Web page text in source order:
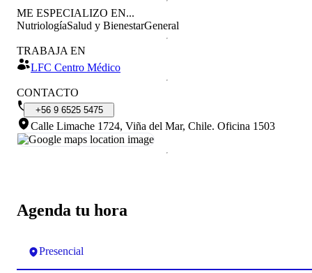
Agenda tu hora
Presencial
ME ESPECIALIZO EN...
NutriologíaSalud y BienestarGeneral
TRABAJA EN
LFC Centro Médico
CONTACTO
+56 9 6525 5475
Calle Limache 1724, Viña del Mar, Chile. Oficina 1503